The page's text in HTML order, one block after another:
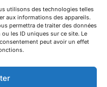
utilisons des technologies telles
aux informations des appareils.
permettra de traiter des données
les ID uniques sur ce site. Le
peut avoir un effet